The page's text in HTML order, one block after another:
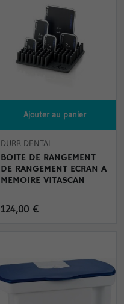
Ajouter au panier
DURR DENTAL
BOITE DE RANGEMENT
DE RANGEMENT ECRAN A
MEMOIRE VITASCAN
124,00 €